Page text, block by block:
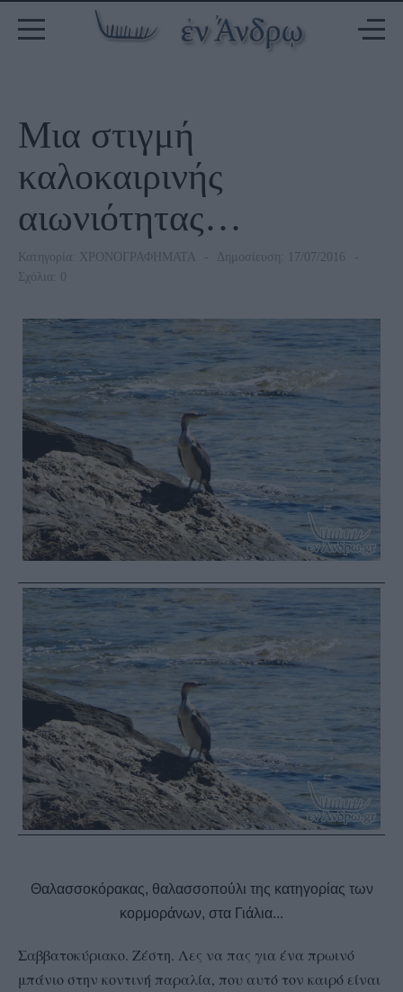
Μια στιγμή
καλοκαιρινής
αιωνιότητας…
Κατηγορία: ΧΡΟΝΟΓΡΑΦΗΜΑΤΑ
Δημοσίευση: 17/07/2016
Σχόλια: 0
Θαλασσοκόρακας, θαλασσοπούλι της κατηγορίας των
κορμοράνων, στα Γιάλια...
Σαββατοκύριακο. Ζέστη. Λες να πας για ένα πρωινό
μπάνιο στην κοντινή παραλία, που αυτό τον καιρό είναι